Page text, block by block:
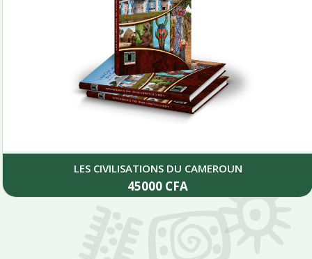
LES CIVILISATIONS DU CAMEROUN
45000 CFA